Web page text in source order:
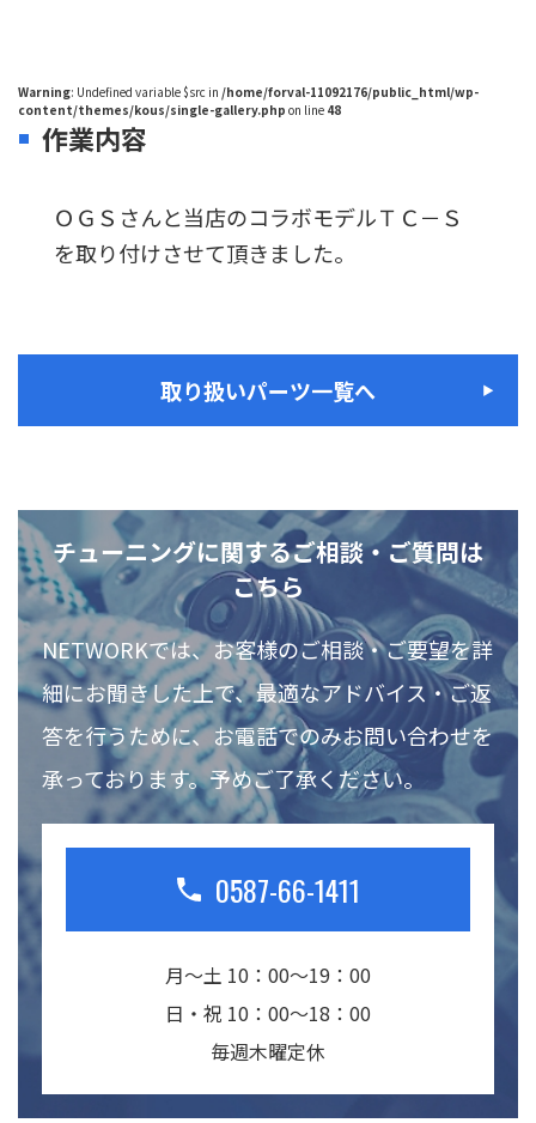
Warning: Undefined variable $src in /home/forval-11092176/public_html/wp-
content/themes/kous/single-gallery.php on line 48
作業内容
ＯＧＳさんと当店のコラボモデルＴＣ－Ｓ
を取り付けさせて頂きました。
取り扱いパーツ一覧へ
チューニングに関するご相談・ご質問は
こちら
NETWORKでは、お客様のご相談・ご要望を詳
細にお聞きした上で、最適なアドバイス・ご返
答を行うために、お電話でのみお問い合わせを
承っております。予めご了承ください。
0587-66-1411
月～土 10：00～19：00
日・祝 10：00～18：00
毎週木曜定休